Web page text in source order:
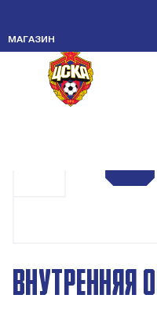
МАГАЗИН
ВНУТРЕННЯЯ